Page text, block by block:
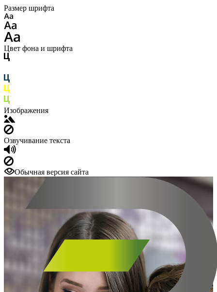
Размер шрифта
Цвет фона и шрифта
Изображения
Озвучивание текста
Обычная версия сайта